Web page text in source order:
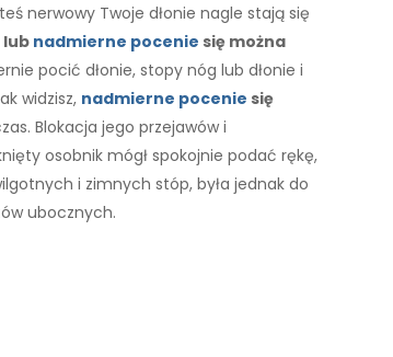
nerwowy Twoje dłonie nagle stają się
lubnadmierne pocenie się można
pocić dłonie, stopy nóg lub dłonie i
widzisz, nadmierne pocenie się
Blokacja jego przejawów i
osobnik mógł spokojnie podać rękę,
i zimnych stóp, była jednak do
ubocznych.